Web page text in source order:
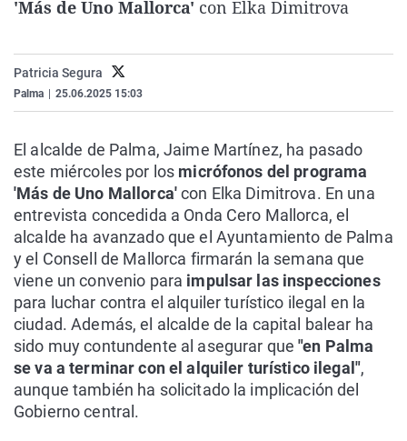
La rosa de los vientos
Caso
Operación Viuda
Extremadura
Navarra
País Vasco
Virales
'Más de Uno Mallorca' con Elka Dimitrova
Patricia Segura
Palma 25.06.2025 15:03
El alcalde de Palma, Jaime Martínez, ha pasado
este miércoles por los micrófonos del programa
'Más de Uno Mallorca'con Elka Dimitrova. En una
entrevista concedida a Onda Cero Mallorca, el
alcalde ha avanzado que el Ayuntamiento de Palma
y el Consell de Mallorca firmarán la semana que
viene un convenio para impulsar las inspecciones
para luchar contra el alquiler turístico ilegal en la
ciudad. Además, el alcalde de la capital balear ha
sido muy contundente al asegurar que"en Palma
se va a terminar con el alquiler turístico ilegal",
aunque también ha solicitado la implicación del
Gobierno central.